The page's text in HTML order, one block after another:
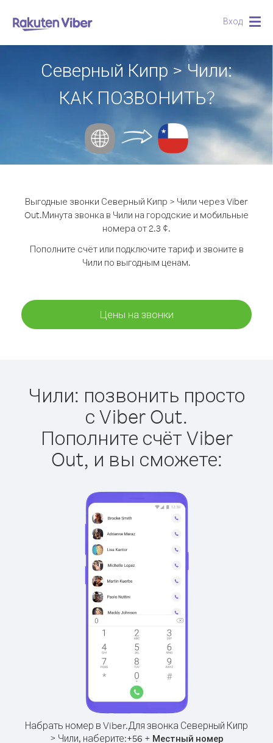
Вход
Северный Кипр > Чили:
КАК ПОЗВОНИТЬ?
Выгодные звонки Северный Кипр > Чили через Viber
Out.Минута звонка в Чили на городские и мобильные
номера от 2.3 ¢.
Пополните счёт или подключите тариф и звоните в
Чили по выгодным ценам.
Цены на звонки
Чили: позвонить просто
с Viber Out.
Пополните счёт Viber
Out, и вы сможете:
Набрать номер в Viber.Для звонка Северный Кипр
> Чили, наберите:+56 + Местный номер